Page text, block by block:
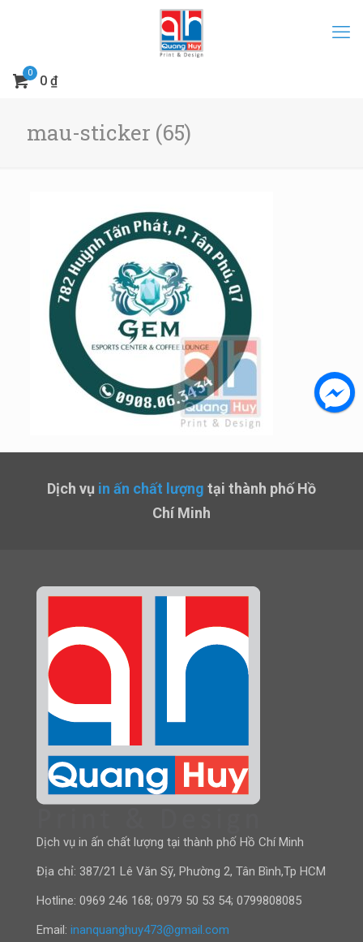
0
0 ₫
mau-sticker (65)
Dịch vụ in ấn chất lượng tại thành phố Hồ
Chí Minh
Dịch vụ in ấn chất lượng tại thành phố Hồ Chí Minh
Địa chỉ: 387/21 Lê Văn Sỹ, Phường 2, Tân Bình,Tp HCM
Hotline: 0969 246 168; 0979 50 53 54; 0799808085
Email: inanquanghuy473@gmail.com